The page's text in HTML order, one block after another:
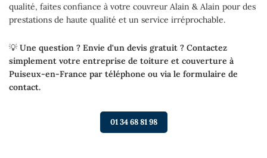
qualité, faites confiance à votre couvreur Alain & Alain pour des
prestations de haute qualité et un service irréprochable.
💡 Une question ? Envie d'un devis gratuit ? Contactez
simplement votre entreprise de toiture et couverture à
Puiseux-en-France par téléphone ou via le formulaire de
contact.
01 34 68 81 98